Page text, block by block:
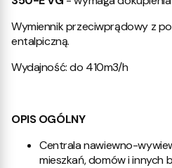
Wymiennik przeciwprądowy z
entalpiczną.
Wydajność: do 410m3/h
OPIS OGÓLNY
Centrala nawiewno-
mieszkań, domów i innych